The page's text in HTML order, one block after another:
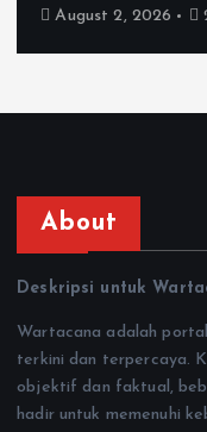
July 27, 2026
About
Deskripsi untuk
Wartacana adalah
terkini dan terpercaya.
objektif dan faktual,
hadir untuk memenuhi